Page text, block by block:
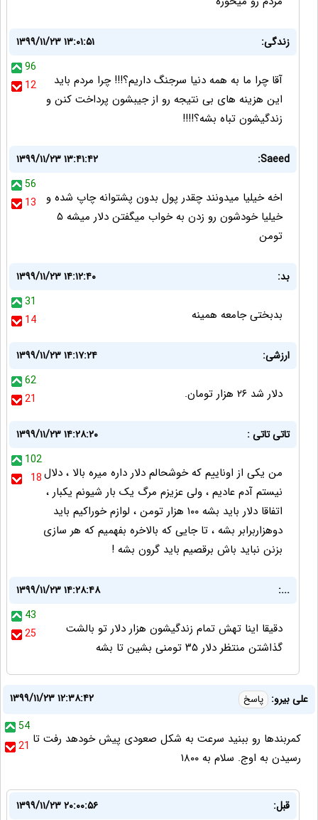
زندگی:
۱۳۹۹/۱۱/۲۳ ۱۳:۰۱:۵۱
96
12
آقا چرا ما به همه دنیا سرجنگ داریم؟!!! چرا مردم باید
این هزینه های بی نتیجه رو از جیبشون پرداخت کنن و
زندگیشون تباه بشه؟!!!!
Saeed:
۱۳۹۹/۱۱/۲۳ ۱۳:۴۱:۴۲
56
13
اخه خیلیا میدونند چقدر پول بدون پشتوانه چاپ شده و
خیلیا خودشون رو زدن به خواب میگفتن دلار میشه ۵
تومن
بد:
۱۳۹۹/۱۱/۲۳ ۱۴:۱۲:۴۰
31
14
بدبختی جامعه همینه
ارزشی:
۱۳۹۹/۱۱/۲۳ ۱۴:۱۷:۲۴
62
21
دلار شد ۲۶ هزار تومان.
تاتی تاتی :
۱۳۹۹/۱۱/۲۳ ۱۴:۲۸:۲۰
102
18من یکی از اوناییم که خوشحالم دلار داره میره بالا ، دلال
نیستم آدم عادیم ، ولی عزیزم مرگ یک بار شیونم یکبار ،
اتفاقا دلار باید بشه ۱۰۰ هزار تومن ، لوازم خوراکیم باید
دوهزاربرابر بشه ، تا جایی که بالاخره بفهمیم که هر سازی
بزنن نباید باش برقصیم باید گرون بشه !
...:
۱۳۹۹/۱۱/۲۳ ۱۴:۲۸:۴۸
43
25
دقیقا اینا تهش تمام زندگیشون هزار دلار تو بالشت
گذاشتن منتظر دلار ۳۵ تومنی بشین تا بشه
علی بیرو: پاسخ
۱۳۹۹/۱۱/۲۳ ۱۲:۳۸:۴۲
54
21 کمربندها رو ببنید سرعت به شکل صعودی پیش خودهد رفت تا
رسیدن به اوج. سلام به ۱۸۰۰
قبل:
۱۳۹۹/۱۱/۲۳ ۲۰:۰۰:۵۶